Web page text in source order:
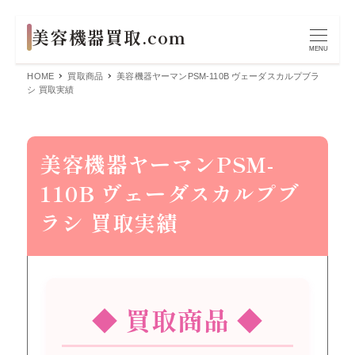
MENU
HOME 買取商品
美容機器ヤーマンPSM-110B ヴェーダスカルプブラ
シ 買取実績
美容機器ヤーマンPSM-
110B ヴェーダスカルプブ
ラシ 買取実績
◆ 買取商品 ◆